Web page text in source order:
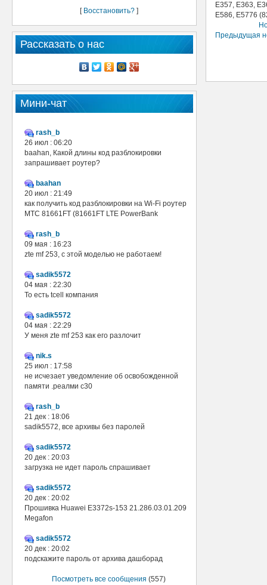
[ Восстановить?]
Рассказать о нас
Мини-чат
rash_b
26 июл : 06:20
baahan, Какой длины код разблокировки
запрашивает роутер?
baahan
20 июл : 21:49
как получить код разблокировки на Wi-Fi роутер
МТС 81661FT (81661FT LTE PowerBank
rash_b
09 мая : 16:23
zte mf 253, с этой моделью не работаем!
sadik5572
04 мая : 22:30
То есть tcell компания
sadik5572
04 мая : 22:29
У меня zte mf 253 как его разлочит
nik.s
25 июл : 17:58
не исчезает уведомление об освобожденной
памяти .реалми с30
rash_b
21 дек : 18:06
sadik5572, все архивы без паролей
sadik5572
20 дек : 20:03
загрузка не идет пароль спрашивает
sadik5572
20 дек : 20:02
Прошивка Huawei E3372s-153 21.286.03.01.209
Megafon
sadik5572
20 дек : 20:02
подскажите пароль от архива дашборад
Посмотреть все сообщения (557)
E357, E363,
E586, E5776
Предыдущая